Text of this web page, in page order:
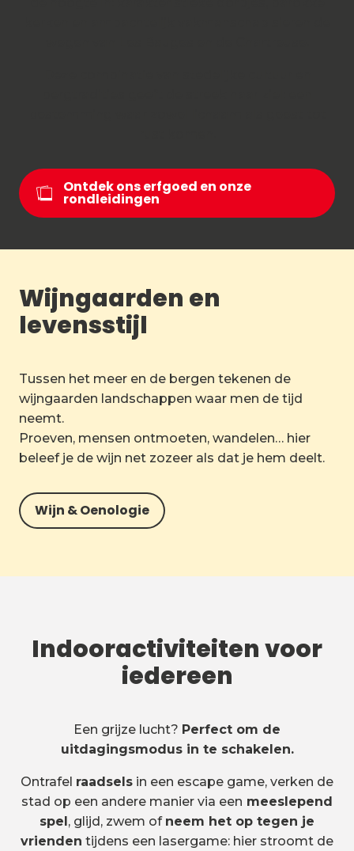
Ontdek ons erfgoed en onze
rondleidingen
Wijngaarden en
levensstijl
Tussen het meer en de bergen tekenen de
wijngaarden landschappen waar men de tijd
neemt.
Proeven, mensen ontmoeten, wandelen… hier
beleef je de wijn net zozeer als dat je hem deelt.
Wijn & Oenologie
Indooractiviteiten voor
iedereen
Een grijze lucht? Perfect om de
uitdagingsmodus in te schakelen.
Ontrafel raadsels in een escape game, verken de
stad op een andere manier via een meeslepend
spel, glijd, zwem of neem het op tegen je
vrienden tijdens een lasergame: hier stroomt de